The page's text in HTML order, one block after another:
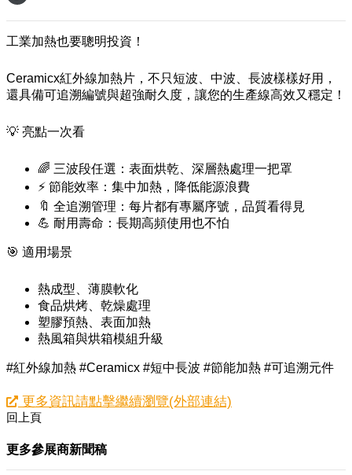
工業加熱也要聰明投資！
Ceramicx紅外線加熱片，不只短波、中波、長波樣樣好用，
還具備可追溯編號與超強耐久度，讓您的生產線高效又穩定！
💡 亮點一次看
🌈 三波段任選：表面烘乾、深層熱處理一把罩
⚡ 節能效率：集中加熱，降低能源浪費
🔖 全追溯管理：每片都有專屬序號，品質看得見
💪 耐用壽命：長期高頻使用也不怕
🎯 適用場景
熱成型、薄膜軟化
食品烘烤、乾燥處理
塑膠預熱、表面加熱
熱風箱與烘箱模組升級
#紅外線加熱 #Ceramicx #短中長波 #節能加熱 #可追溯元件
更多資訊請點擊繼續瀏覽(外部連結)
回上頁
更多參展商新聞稿